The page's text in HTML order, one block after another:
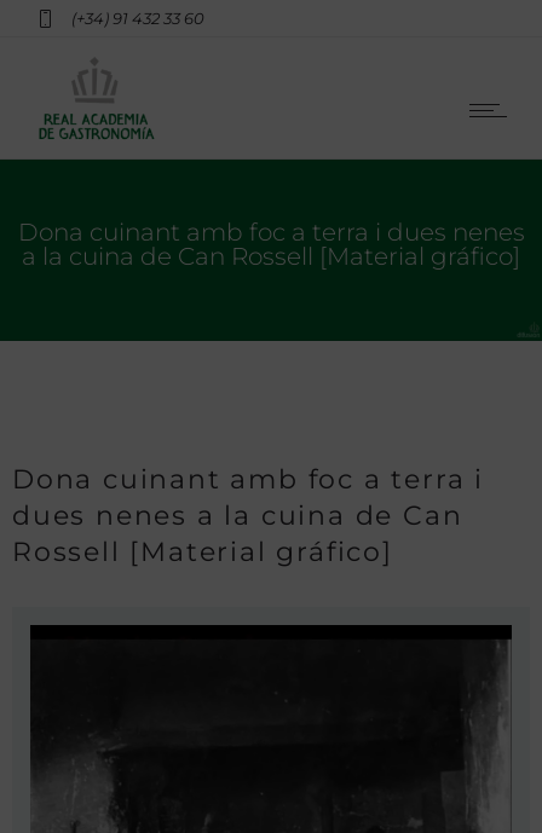
(+34) 91 432 33 60
Dona cuinant amb foc a terra i dues nenes
a la cuina de Can Rossell [Material gráfico]
Dona cuinant amb foc a terra i
dues nenes a la cuina de Can
Rossell [Material gráfico]